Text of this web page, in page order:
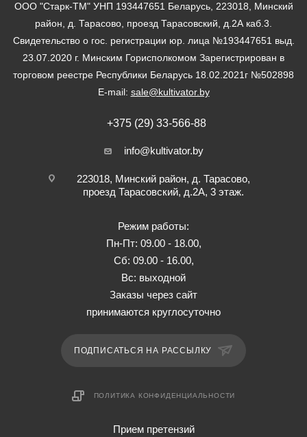
ООО "Старк-ТМ" УНП 193447651 Беларусь, 223018, Минский
район, д. Тарасово, проезд Тарасовский, д.2А каб.3.
Свидетельство о гос. регистрации юр. лица №193447651 выд.
23.07.2020 г. Минским Горисполкомом Зарегистрирован в
торговом реестре Республики Беларусь 18.02.2021г №502898
E-mail: sale@kultivator.by
+375 (29) 33-566-88
info@kultivator.by
223018, Минский район, д. Тарасово,
проезд Тарасовский, д.2А, 3 этаж.
Режим работы:
Пн-Пт: 09.00 - 18.00,
Сб: 09.00 - 16.00,
Вс: выходной
Заказы через сайт
принимаются круглосуточно
ПОДПИСАТЬСЯ НА РАССЫЛКУ
ПОЛИТИКА КОНФИДЕНЦИАЛЬНОСТИ
Прием претензий